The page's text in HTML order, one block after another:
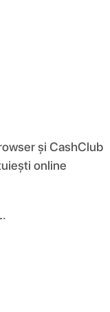
și CashClub
online